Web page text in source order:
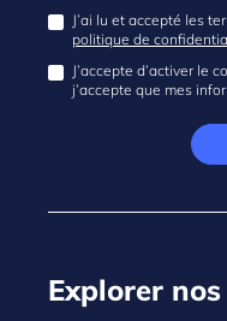
J’ai lu et accepté les
politique de
J’accepte d’activer le
j’accepte que mes
Explorer